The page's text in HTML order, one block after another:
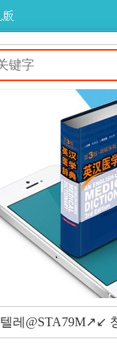
텔레@STA79M↗↙